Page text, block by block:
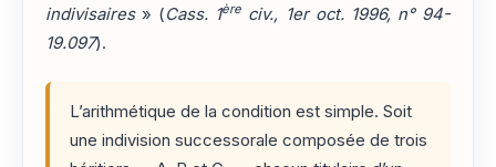
indivisaires» (Cass. 1ère civ., 1er oct. 1996, n° 94-
19.097).
L’arithmétique de la condition est simple. Soit
une indivision successorale composée de trois